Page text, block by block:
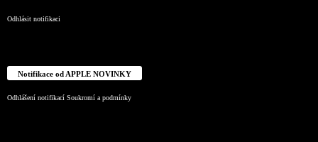
Odhlásit notifikaci
Notifikace od APPLE NOVINKY
Odhlášení notifikací Soukromí a podmínky